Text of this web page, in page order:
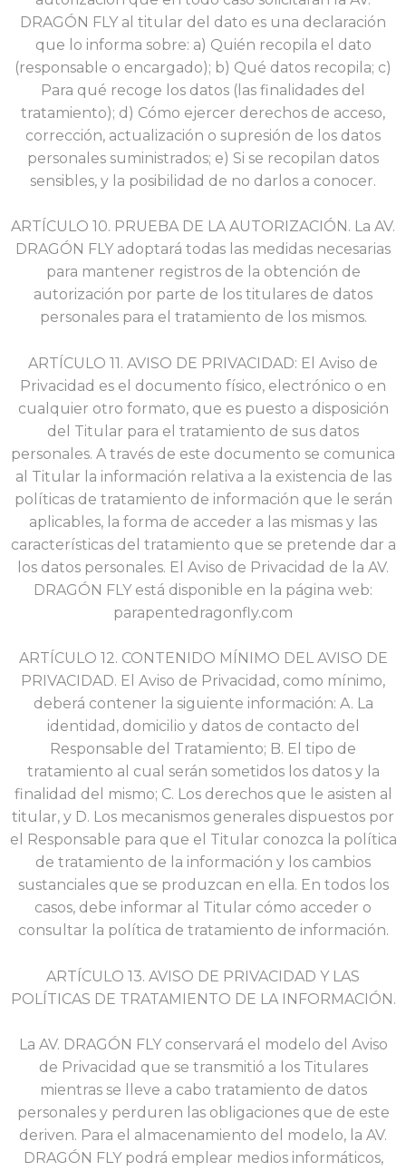
DRAGÓN FLY al titular del dato es una declaración
que lo informa sobre: a) Quién recopila el dato
(responsable o encargado); b) Qué datos recopila; c)
Para qué recoge los datos (las finalidades del
tratamiento); d) Cómo ejercer derechos de acceso,
corrección, actualización o supresión de los datos
personales suministrados; e) Si se recopilan datos
sensibles, y la posibilidad de no darlos a conocer.
ARTÍCULO 10. PRUEBA DE LA AUTORIZACIÓN. La AV.
DRAGÓN FLY adoptará todas las medidas necesarias
para mantener registros de la obtención de
autorización por parte de los titulares de datos
personales para el tratamiento de los mismos.
ARTÍCULO 11. AVISO DE PRIVACIDAD: El Aviso de
Privacidad es el documento físico, electrónico o en
cualquier otro formato, que es puesto a disposición
del Titular para el tratamiento de sus datos
personales. A través de este documento se comunica
al Titular la información relativa a la existencia de las
políticas de tratamiento de información que le serán
aplicables, la forma de acceder a las mismas y las
características del tratamiento que se pretende dar a
los datos personales. El Aviso de Privacidad de la AV.
DRAGÓN FLY está disponible en la página web:
parapentedragonfly.com
ARTÍCULO 12. CONTENIDO MÍNIMO DEL AVISO DE
PRIVACIDAD. El Aviso de Privacidad, como mínimo,
deberá contener la siguiente información: A. La
identidad, domicilio y datos de contacto del
Responsable del Tratamiento; B. El tipo de
tratamiento al cual serán sometidos los datos y la
finalidad del mismo; C. Los derechos que le asisten al
titular, y D. Los mecanismos generales dispuestos por
el Responsable para que el Titular conozca la política
de tratamiento de la información y los cambios
sustanciales que se produzcan en ella. En todos los
casos, debe informar al Titular cómo acceder o
consultar la política de tratamiento de información.
ARTÍCULO 13. AVISO DE PRIVACIDAD Y LAS
POLÍTICAS DE TRATAMIENTO DE LA INFORMACIÓN.
La AV. DRAGÓN FLY conservará el modelo del Aviso
de Privacidad que se transmitió a los Titulares
mientras se lleve a cabo tratamiento de datos
personales y perduren las obligaciones que de este
deriven. Para el almacenamiento del modelo, la AV.
DRAGÓN FLY podrá emplear medios informáticos,